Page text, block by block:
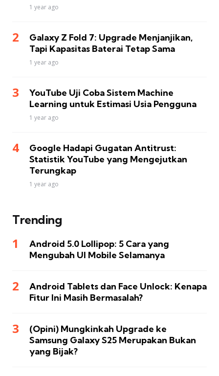
1 year ago
Galaxy Z Fold 7: Upgrade Menjanjikan,
Tapi Kapasitas Baterai Tetap Sama
1 year ago
YouTube Uji Coba Sistem Machine
Learning untuk Estimasi Usia Pengguna
1 year ago
Google Hadapi Gugatan Antitrust:
Statistik YouTube yang Mengejutkan
Terungkap
1 year ago
Trending
Android 5.0 Lollipop: 5 Cara yang
Mengubah UI Mobile Selamanya
Android Tablets dan Face Unlock: Kenapa
Fitur Ini Masih Bermasalah?
(Opini) Mungkinkah Upgrade ke
Samsung Galaxy S25 Merupakan Bukan
yang Bijak?